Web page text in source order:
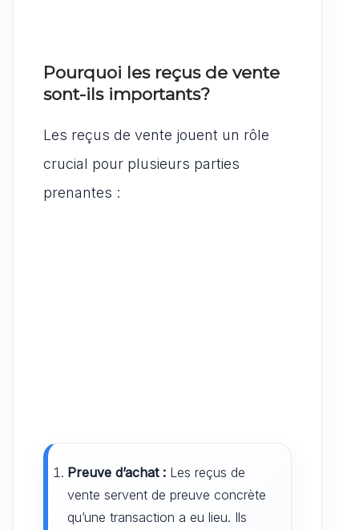
Pourquoi les reçus de vente
sont-ils importants?
Les reçus de vente jouent un rôle
crucial pour plusieurs parties
prenantes :
Preuve d’achat : Les reçus de
vente servent de preuve concrète
qu’une transaction a eu lieu. Ils